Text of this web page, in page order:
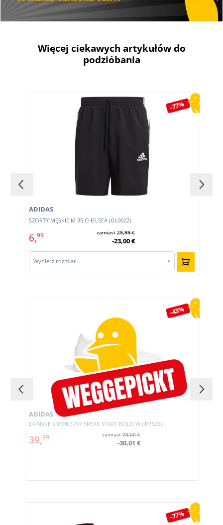
Więcej ciekawych artykułów do
podzióbania
Pomiń galerię produktów
-77%
SZORTY MĘSKIE M 3S CHELSEA (GL0022)
ADIDAS
6,99 zamiast29,99 €
-23,00 €
Wybierz rozmiar… ▾
-43%
DAMSKE SNEAKERSY BREAK START BOLD W (JP7525)
ADIDAS
39,99 zamiast70,00 €
-30,01 €
-77%